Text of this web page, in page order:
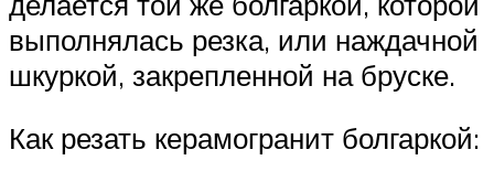
выполнялась резка, или наждачной
шкуркой, закрепленной на бруске.
Как резать керамогранит болгаркой: